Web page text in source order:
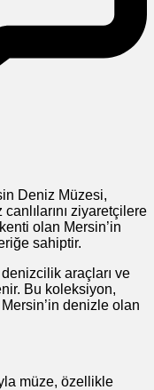
Deniz Müzesi,
ziyaretçilere
olan Mersin’in
sahiptir.
araçları ve
Bu koleksiyon,
denizle olan
müze, özellikle